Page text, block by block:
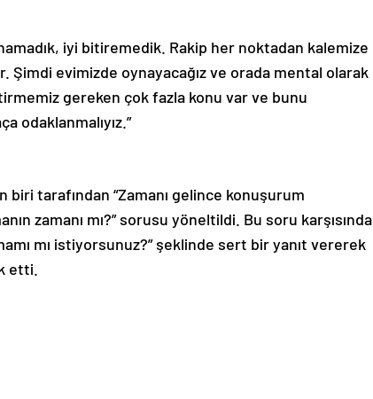
iyi bitiremedik. Rakip her noktadan kalemize
Şimdi evimizde oynayacağız ve orada mental olarak
gereken çok fazla konu var ve bunu
odaklanmalıyız.”
biri tarafından “Zamanı gelince konuşurum
zamanı mı?” sorusu yöneltildi. Bu soru karşısında
mı istiyorsunuz?” şeklinde sert bir yanıt vererek
etti.